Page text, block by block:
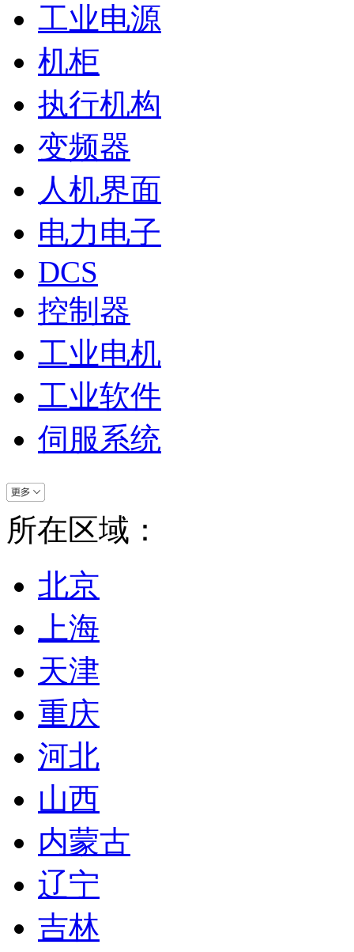
工业电源
机柜
执行机构
变频器
人机界面
电力电子
DCS
控制器
工业电机
工业软件
伺服系统
所在区域：
北京
上海
天津
重庆
河北
山西
内蒙古
辽宁
吉林